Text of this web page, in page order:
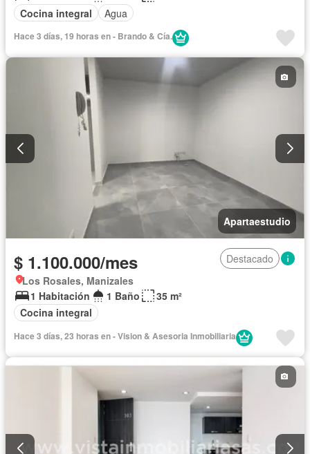
Cocina integral
Agua
Hace 3 días, 19 horas en - Brando & Cía.
Apartaestudio
$ 1.100.000/mes
Destacado
Los Rosales, Manizales
1 Habitación
1 Baño
35 m²
Cocina integral
Hace 3 días, 23 horas en - Vision & Asesoria Inmobiliaria